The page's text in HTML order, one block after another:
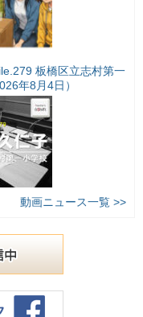
板橋区立志村第一
年8月4日）
動画ニュース一覧 >>